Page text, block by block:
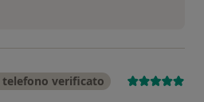
verificato